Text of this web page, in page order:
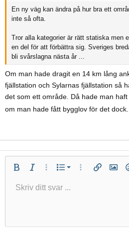
En ny väg kan ändra på hur bra ett
inte så ofta.
Tror alla kategorier är rätt statiska men
en del för att förbättra sig. Sveriges
bli svårslagna nästa år ...
Om man hade dragit en 14 km lång
fjällstation och Sylarnas fjällstation så
det som ett område. Då hade man
om man hade fått bygglov för det dock.
Fet KursivFler alternativ...
Lista
Numrerad
Fler alternativ...
Infoga länk
Fontstorlek
9
Text färgTypsnittsfamilj
Genomslag
Justera textVänsterjustera
Paragraph format
Normal
Heading 2
Insert GIF
CitatMediaInfoga tabell
RedoVäxla BB-kod
Ta bort formatering
Utkast
Skriv ditt svar ...